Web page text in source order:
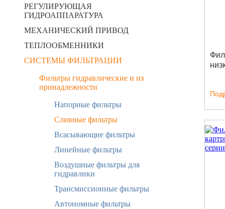
РЕГУЛИРУЮЩАЯ
ГИДРОАППАРАТУРА
МЕХАНИЧЕСКИЙ ПРИВОД
ТЕПЛООБМЕННИКИ
СИСТЕМЫ ФИЛЬТРАЦИИ
Фильтры гидравлические и их
принадлежности
Напорные фильтры
Сливные фильтры
Всасывающие фильтры
Линейные фильтры
Воздушные фильтры для
гидравлики
Трансмиссионные фильтры
Автономные фильтры